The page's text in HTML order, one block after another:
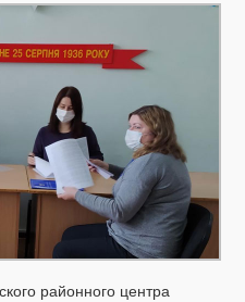
районного центра